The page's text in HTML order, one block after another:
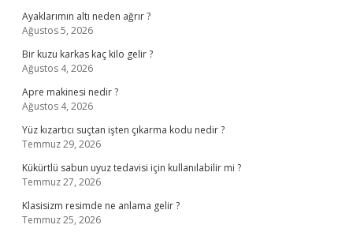
Ayaklarımın altı neden ağrır ?
Ağustos 5, 2026
Bir kuzu karkas kaç kilo gelir ?
Ağustos 4, 2026
Apre makinesi nedir ?
Ağustos 4, 2026
Yüz kızartıcı suçtan işten çıkarma kodu nedir ?
Temmuz 29, 2026
Kükürtlü sabun uyuz tedavisi için kullanılabilir mi ?
Temmuz 27, 2026
Klasisizm resimde ne anlama gelir ?
Temmuz 25, 2026